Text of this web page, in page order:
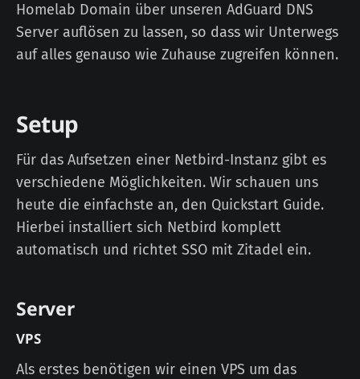
Homelab Domain über unseren AdGuard DNS
Server auflösen zu lassen, so dass wir Unterwegs
auf alles genauso wie Zuhause zugreifen können.
Setup
Für das Aufsetzen einer Netbird-Instanz gibt es
verschiedene Möglichkeiten. Wir schauen uns
heute die einfachste an, den Quickstart Guide.
Hierbei installiert sich Netbird komplett
automatisch und richtet SSO mit Zitadel ein.
Server
VPS
Als erstes benötigen wir einen VPS um das